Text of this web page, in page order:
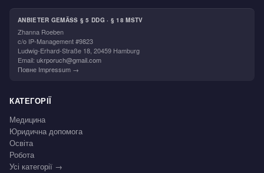
ANBIETER GEMÄSS § 5 DDG · § 18 MSTV
Zhanna Roeben
c/o IP-Management #9823
Ludwig-Erhard-Straße 18, 20459 Hamburg
Email: ukrporuch@gmail.com
Повне Impressum →
КАТЕГОРІЇ
Медицина
Юридична допомога
Освіта
Робота
Усі категорії →